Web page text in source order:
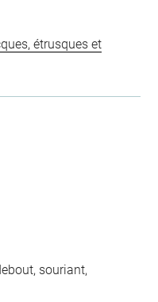
étrusques et
souriant,